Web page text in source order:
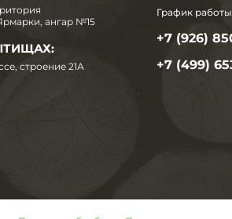
ангар №15
строение 21А
График
+7 (926)
+7 (499)